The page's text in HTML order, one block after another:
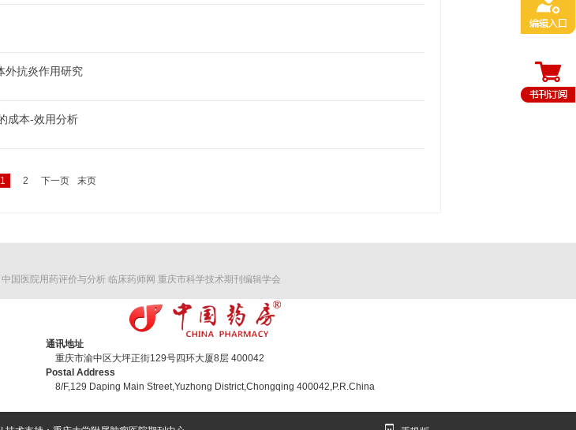
外抗炎作用研究
成本-效用分析
1 2 下一页 末页
中国医院用药评价与分析 临床药师网 重庆市科学技术期刊编辑学会
通讯地址
重庆市渝中区大坪正街129号四环大厦8层 400042
Postal Address
8/F,129 Daping Main Street,Yuzhong District,Chongqing 400042,P.R.China